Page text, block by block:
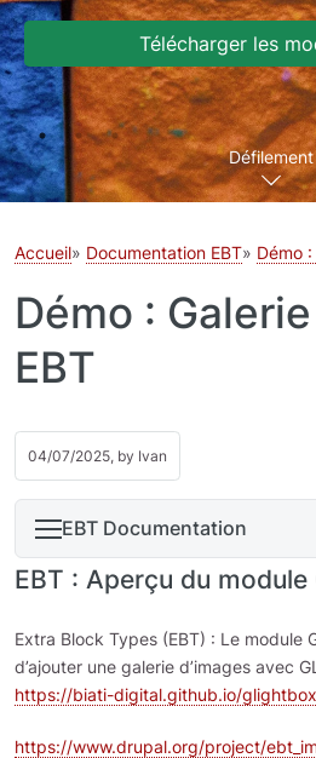
Télécharger les
Défilement
Accueil Documentation EBT Démo
Démo :
EBT
04/07/2025, by Ivan
EBT Documentation
EBT : Aperçu du module
Extra Block Types (EBT) : Le module
d’ajouter une galerie d’images avec
https://biati-digital.github.io/
https://www.drupal.org/project/